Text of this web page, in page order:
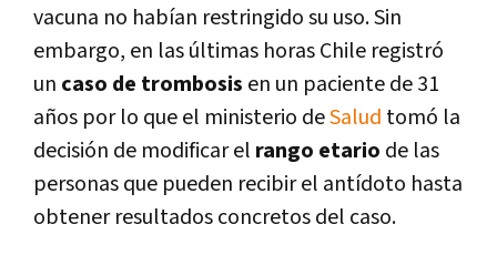
vacuna no habían restringido su uso. Sin
embargo, en las últimas horas Chile registró
un caso de trombosis en un paciente de 31
años por lo que el ministerio deSalud tomó la
decisión de modificar el rango etario de las
personas que pueden recibir el antídoto hasta
obtener resultados concretos del caso.